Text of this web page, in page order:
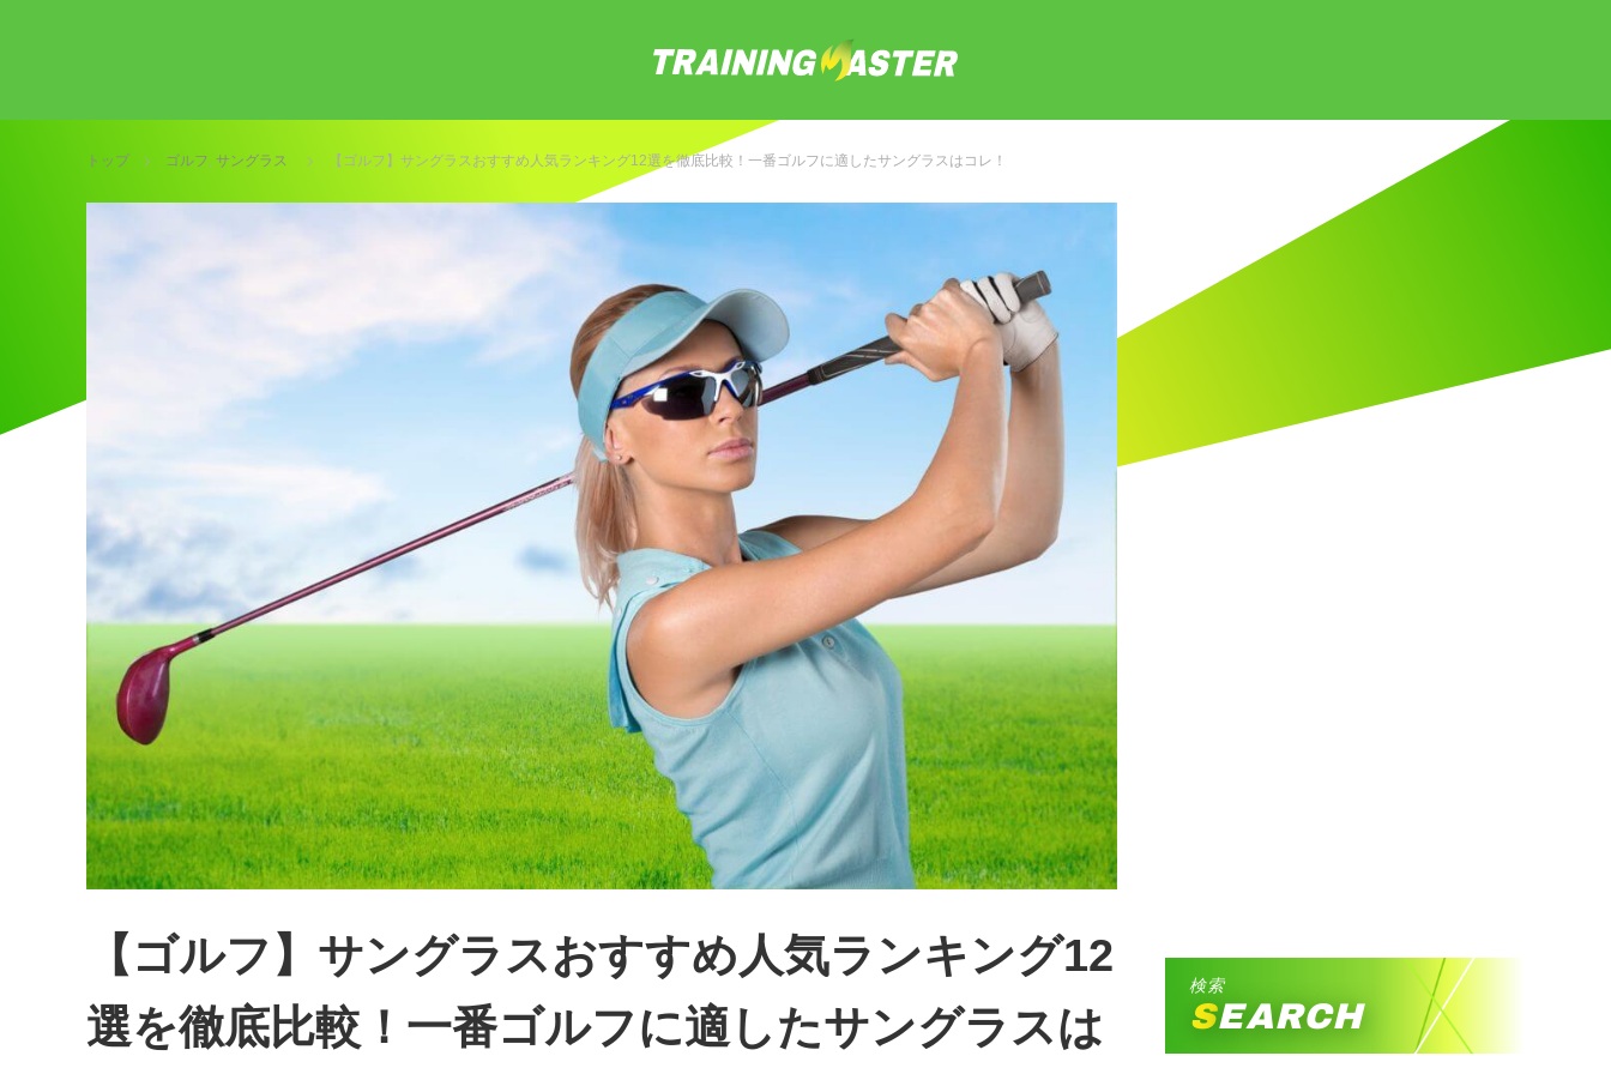
トップ ゴルフ, サングラス 【ゴルフ】サングラスおすすめ人気ランキング12選を徹底比較！一番ゴルフに適したサングラスはコレ！
【ゴルフ】サングラスおすすめ人気ランキング12
選を徹底比較！一番ゴルフに適したサングラスは
検索
SEARCH